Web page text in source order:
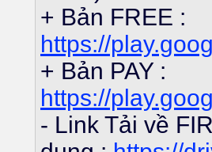
+ Bản FREE :
https://
+ Bản PAY :
https://
- Link Tải về